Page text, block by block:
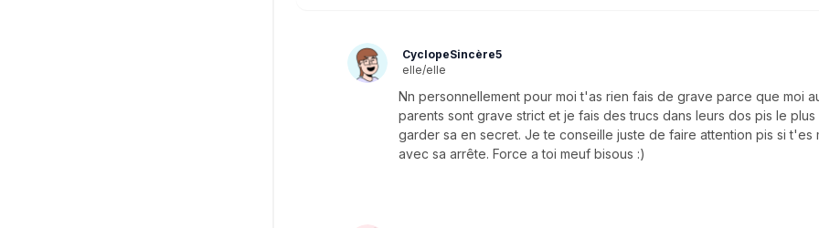
CyclopeSincère5
elle/elle
Nn personnellement pour moi t'as rien fais de grave parce que moi
parents sont grave strict et je fais des trucs dans leurs dos pis le
garder sa en secret. Je te conseille juste de faire attention pis si t'es
avec sa arrête. Force a toi meuf bisous :)